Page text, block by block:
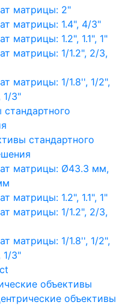
матрицы: 2"
матрицы: 1.4", 4/3"
матрицы: 1.2", 1.1", 1"
матрицы: 1/1.2", 2/3,
матрицы: 1/1.8'', 1/2",
1/3"
стандартного
матрицы: Ø43.3 мм,
матрицы: 1.2", 1.1", 1"
матрицы: 1/1.2", 2/3,
матрицы: 1/1.8'', 1/2",
1/3"
объективы
объективы